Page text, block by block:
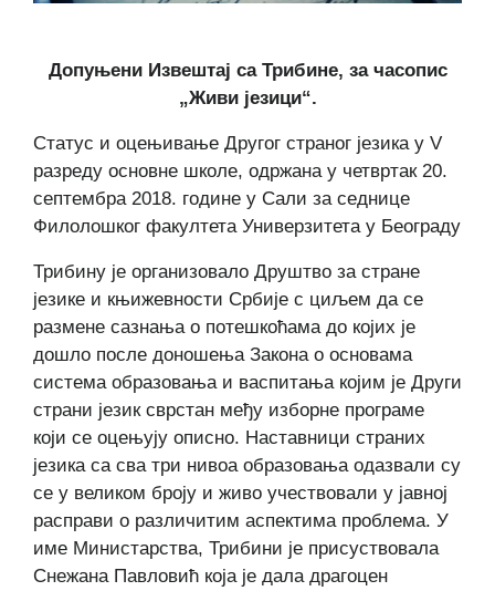
Допуњени Извештај са Трибине, за часопис
„Живи језици“.
Статус и оцењивање Другог страног језика у V
разреду основне школе, одржана у четвртак 20.
септембра 2018. године у Сали за седнице
Филолошког факултета Универзитета у Београду
Трибину је организовало Друштво за стране
језике и књижевности Србије с циљем да се
размене сазнања о потешкоћама до којих је
дошло после доношења Закона о основама
система образовања и васпитања којим је Други
страни језик сврстан међу изборне програме
који се оцењују описно. Наставници страних
језика са сва три нивоа образовања одазвали су
се у великом броју и живо учествовали у јавној
расправи о различитим аспектима проблема. У
име Министарства, Трибини је присуствовала
Снежана Павловић која је дала драгоцен